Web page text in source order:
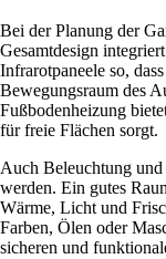
Bei der Planung der
Gesamtdesign
Infrarotpaneele so,
Bewegungsraum des
Fußbodenheizung
für freie Flächen sorgt.
Auch Beleuchtung
werden. Ein gutes
Wärme, Licht und
Farben, Ölen oder
sicheren und